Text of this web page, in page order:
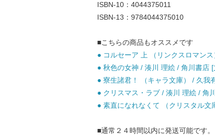
ISBN-10：4044375011
ISBN-13：9784044375010
■こちらの商品もオススメです
● コルセーア 上 （リンクスロマン
● 秋色の女神 / 湊川 理絵 / 角川書店 [
● 寮生諸君！ （キャラ文庫） / 久我
● クリスマス・ラブ / 湊川 理絵 / 角
● 素直になれなくて （クリスタル
■通常２４時間以内に発送可能です。